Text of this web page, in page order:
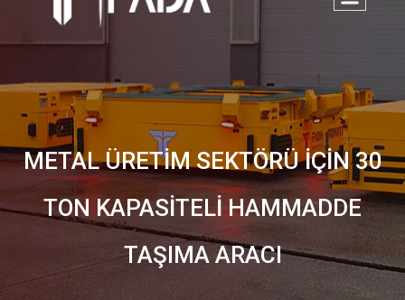
METAL ÜRETİM SEKTÖRÜ İÇİN 30
TON KAPASİTELİ HAMMADDE
TAŞIMA ARACI